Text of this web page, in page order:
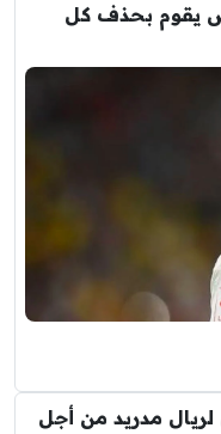
يقوم بحذف كل
مدريد من أجل